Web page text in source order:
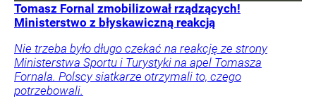
Tomasz Fornal zmobilizował rządzących!
Ministerstwo z błyskawiczną reakcją
Nie trzeba było długo czekać na reakcję ze strony
Ministerstwa Sportu i Turystyki na apel Tomasza
Fornala. Polscy siatkarze otrzymali to, czego
potrzebowali.